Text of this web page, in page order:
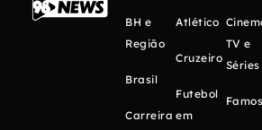
BH e
Região
Brasil
Carreira
Atlético
Cruzeiro
Futebol
em
TV e
Séries